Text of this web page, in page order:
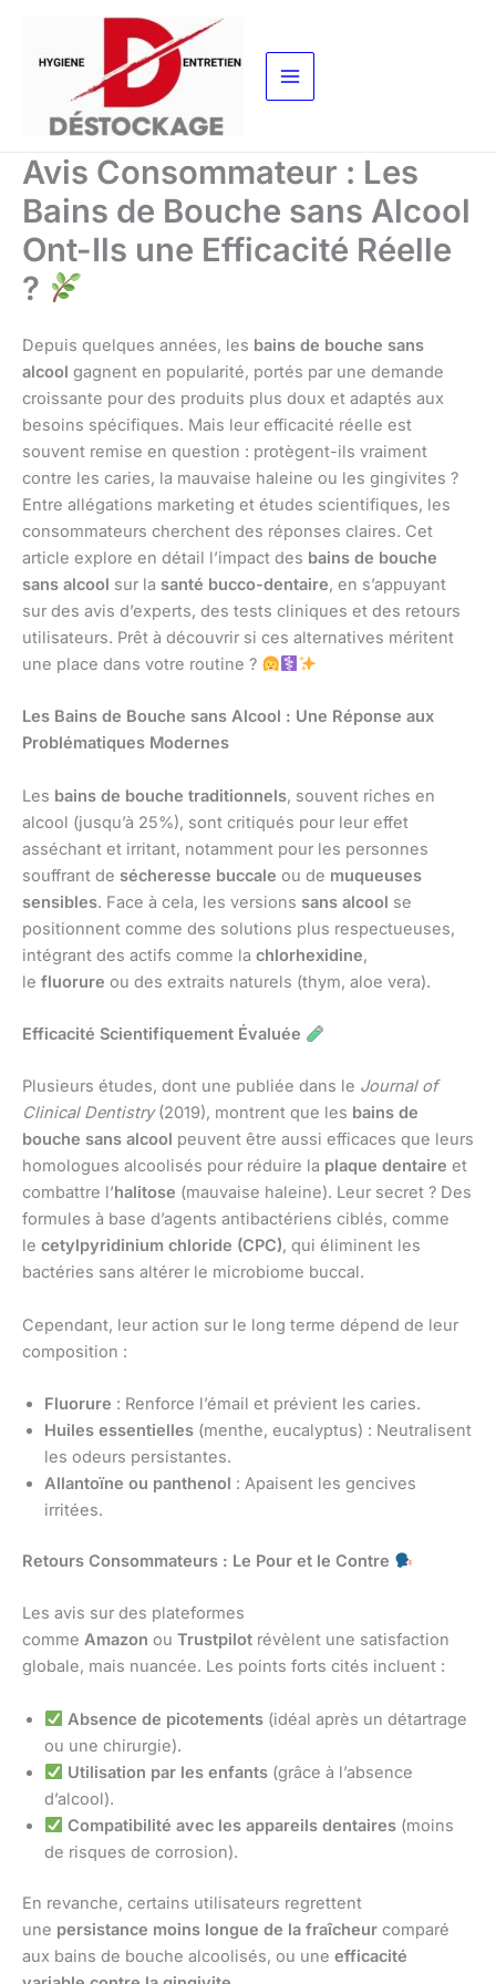
contenu
Avis Consommateur : Les
Bains de Bouche sans Alcool
Ont-Ils une Efficacité Réelle
?
Depuis quelques années, les bains de bouche sans
alcool gagnent en popularité, portés par une demande
croissante pour des produits plus doux et adaptés aux
besoins spécifiques. Mais leur efficacité réelle est
souvent remise en question : protègent-ils vraiment
contre les caries, la mauvaise haleine ou les gingivites ?
Entre allégations marketing et études scientifiques, les
consommateurs cherchent des réponses claires. Cet
article explore en détail l’impact des bains de bouche
sans alcool sur la santé bucco-dentaire, en s’appuyant
sur des avis d’experts, des tests cliniques et des retours
utilisateurs. Prêt à découvrir si ces alternatives méritent
une place dans votre routine ?
Les Bains de Bouche sans Alcool : Une Réponse aux
Problématiques Modernes
Les bains de bouche traditionnels, souvent riches en
alcool (jusqu’à 25%), sont critiqués pour leur effet
asséchant et irritant, notamment pour les personnes
souffrant de sécheresse buccale ou de muqueuses
sensibles. Face à cela, les versions sans alcool se
positionnent comme des solutions plus respectueuses,
intégrant des actifs comme la chlorhexidine,
le fluorure ou des extraits naturels (thym, aloe vera).
Efficacité Scientifiquement Évaluée
Plusieurs études, dont une publiée dans le Journal of
Clinical Dentistry(2019), montrent que les bains de
bouche sans alcool peuvent être aussi efficaces que leurs
homologues alcoolisés pour réduire la plaque dentaire et
combattre l’halitose (mauvaise haleine). Leur secret ? Des
formules à base d’agents antibactériens ciblés, comme
le cetylpyridinium chloride (CPC), qui éliminent les
bactéries sans altérer le microbiome buccal.
Cependant, leur action sur le long terme dépend de leur
composition :
Fluorure : Renforce l’émail et prévient les caries.
Huiles essentielles (menthe, eucalyptus) : Neutralisent
les odeurs persistantes.
Allantoïne ou panthenol : Apaisent les gencives
irritées.
Retours Consommateurs : Le Pour et le Contre
Les avis sur des plateformes
comme Amazon ou Trustpilot révèlent une satisfaction
globale, mais nuancée. Les points forts cités incluent :
Absence de picotements(idéal après un détartrage
ou une chirurgie).
Utilisation par les enfants(grâce à l’absence
d’alcool).
Compatibilité avec les appareils dentaires(moins
de risques de corrosion).
En revanche, certains utilisateurs regrettent
une persistance moins longue de la fraîcheur comparé
aux bains de bouche alcoolisés, ou une efficacité